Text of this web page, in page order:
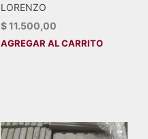
LORENZO
$11.500,00
AGREGAR AL CARRITO